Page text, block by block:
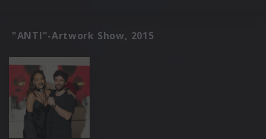
"ANTI"-Artwork Show, 2015